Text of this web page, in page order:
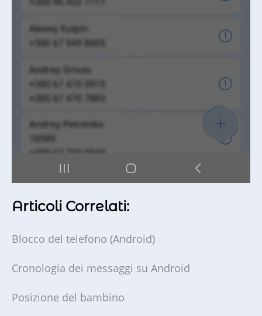
Articoli Correlati:
Blocco del telefono (Android)
Cronologia dei messaggi su Android
Posizione del bambino